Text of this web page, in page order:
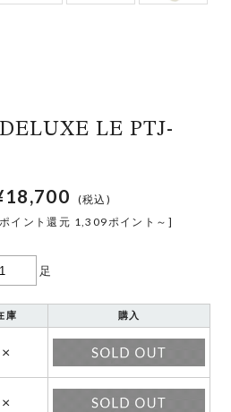
LE PTJ-
(税込)
イント還元 1,309ポイント～]
足
庫 購入
×
×